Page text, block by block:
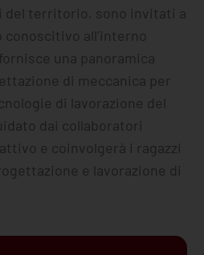
del territorio, sono invitati a
all’interno
una panoramica
di meccanica per
di lavorazione del
dai collaboratori
e coinvolgerà i ragazzi
e lavorazione di